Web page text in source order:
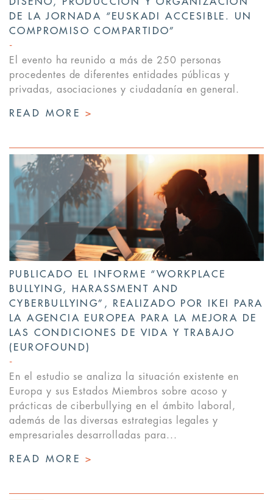
DISEÑO, PRODUCCIÓN Y ORGANIZACIÓN
DE LA JORNADA “EUSKADI ACCESIBLE. UN
COMPROMISO COMPARTIDO”
El evento ha reunido a más de 250 personas
procedentes de diferentes entidades públicas y
privadas, asociaciones y ciudadanía en general.
READ MORE >
PUBLICADO EL INFORME “WORKPLACE
BULLYING, HARASSMENT AND
CYBERBULLYING”, REALIZADO POR IKEI PARA
LA AGENCIA EUROPEA PARA LA MEJORA DE
LAS CONDICIONES DE VIDA Y TRABAJO
(EUROFOUND)
En el estudio se analiza la situación existente en
Europa y sus Estados Miembros sobre acoso y
prácticas de ciberbullying en el ámbito laboral,
además de las diversas estrategias legales y
empresariales desarrolladas para...
READ MORE >